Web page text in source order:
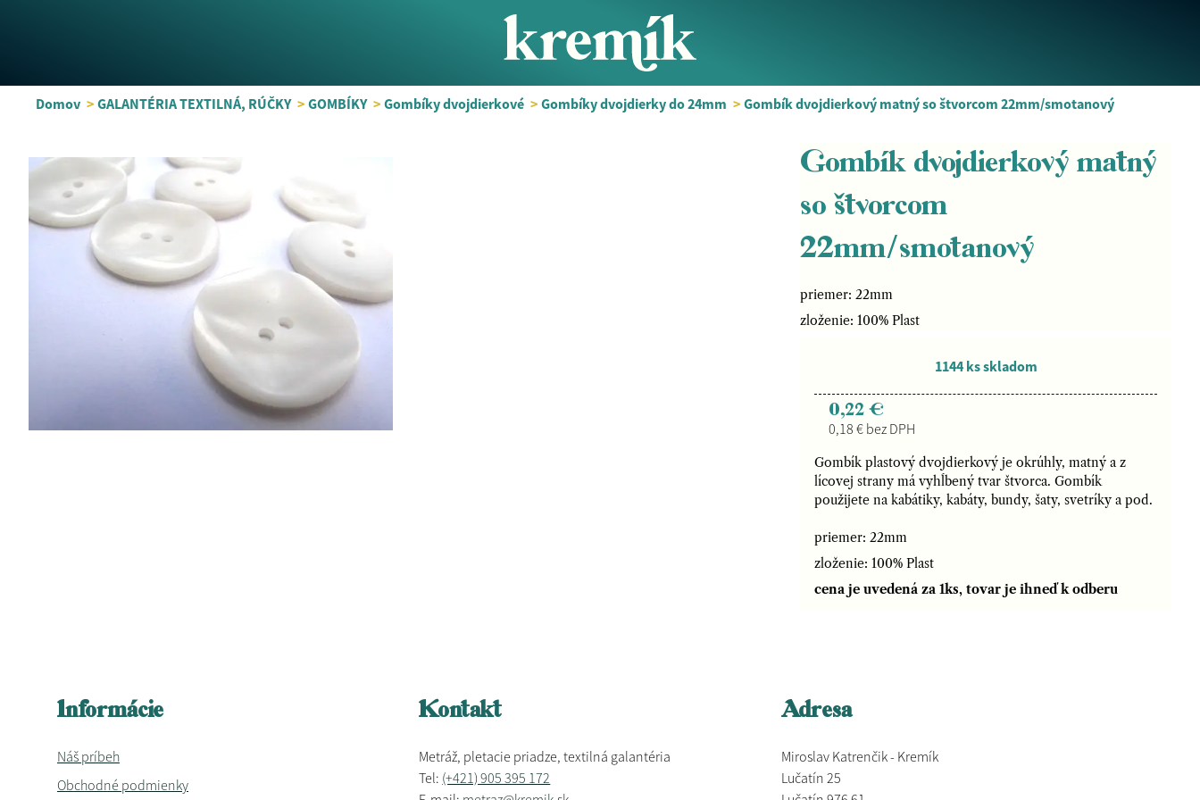
Domov > GALANTÉRIA TEXTILNÁ, RÚČKY > GOMBÍKY > Gombíky dvojdierkové > Gombíky dvojdierky do 24mm > Gombík dvojdierkový matný so štvorcom 22mm/smotanový
Gombík dvojdierkový matný
so štvorcom
22mm/smotanový
priemer: 22mm
zloženie: 100% Plast
1144 ks skladom
0,22 €
0,18 € bez DPH
Gombík plastový dvojdierkový je okrúhly, matný a z
lícovej strany má vyhĺbený tvar štvorca. Gombík
použijete na kabátiky, kabáty, bundy, šaty, svetríky a pod.
priemer: 22mm
zloženie: 100% Plast
cena je uvedená za 1ks, tovar je ihneď k odberu
Informácie
Náš príbeh
Obchodné podmienky
Kontakt
Metráž, pletacie priadze, textilná galantéria
Tel: (+421) 905 395 172
Adresa
Miroslav Katrenčik - Kremík
Lučatín 25